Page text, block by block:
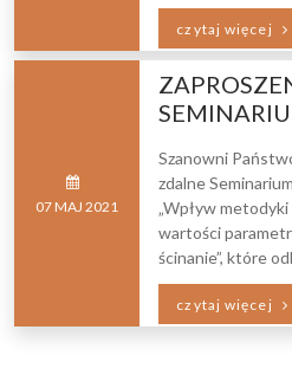
czytaj więcej
07MAJ2021
Szanowni
zdalne
„Wpływ
wartości
ścinanie”, które
czytaj więcej